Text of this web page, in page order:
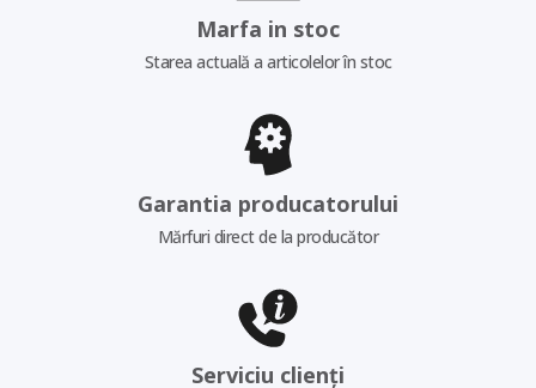
Marfa in stoc
Starea actuală a articolelor în stoc
Garantia producatorului
Mărfuri direct de la producător
Serviciu clienți